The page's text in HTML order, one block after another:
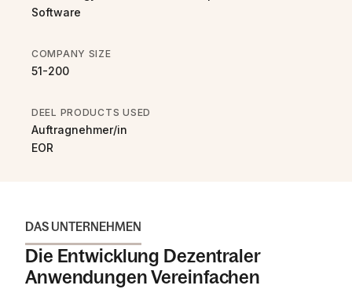
Software
COMPANY SIZE
51-200
DEEL PRODUCTS USED
Auftragnehmer/in
EOR
DAS UNTERNEHMEN
Die Entwicklung Dezentraler
Anwendungen Vereinfachen